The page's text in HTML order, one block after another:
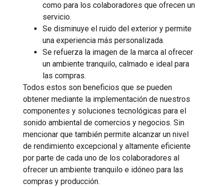
como para los colaboradores que ofrecen un
servicio.
Se disminuye el ruido del exterior y permite
una experiencia más personalizada.
Se refuerza la imagen de la marca al ofrecer
un ambiente tranquilo, calmado e ideal para
las compras.
Todos estos son beneficios que se pueden
obtener mediante la implementación de nuestros
componentes y soluciones tecnológicas para el
sonido ambiental de comercios y negocios. Sin
mencionar que también permite alcanzar un nivel
de rendimiento excepcional y altamente eficiente
por parte de cada uno de los colaboradores al
ofrecer un ambiente tranquilo e idóneo para las
compras y producción.